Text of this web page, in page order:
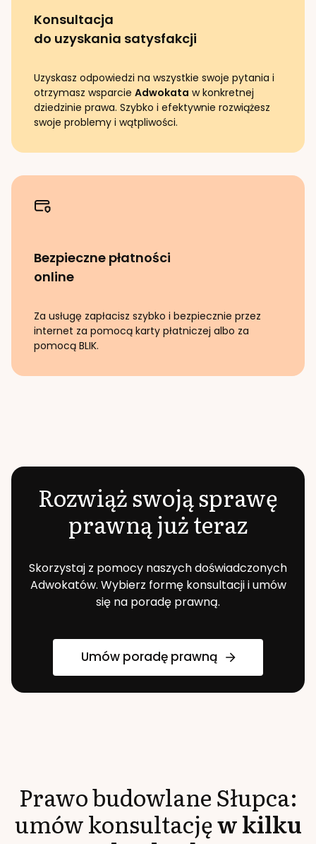
Konsultacja
do uzyskania satysfakcji
Uzyskasz odpowiedzi na wszystkie swoje pytania i
otrzymasz wsparcie Adwokata w konkretnej
dziedzinie prawa. Szybko i efektywnie rozwiążesz
swoje problemy i wątpliwości.
Bezpieczne płatności
online
Za usługę zapłacisz szybko i bezpiecznie przez
internet za pomocą karty płatniczej albo za
pomocą BLIK.
Rozwiąż swoją sprawę
prawną już teraz
Skorzystaj z pomocy naszych doświadczonych
Adwokatów. Wybierz formę konsultacji i umów
się na poradę prawną.
Umów poradę prawną
Prawo budowlaneSłupca:
umów konsultacjęw kilku